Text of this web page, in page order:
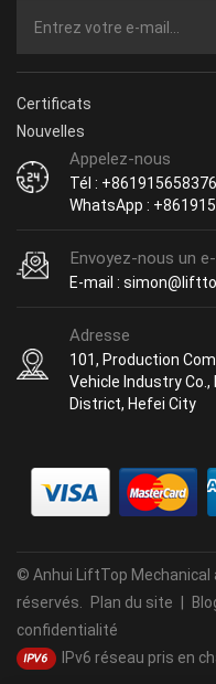
Certificats
Nouvelles
Appelez-nous
Tél :
WhatsApp :
Envoyez-nous un
E-mail :
Adresse
101, Production
Vehicle Industry Co.,
District, Hefei City
© Anhui LiftTop Mechanical
réservés.
Plan du site
confidentialité
IPv6 réseau pris en